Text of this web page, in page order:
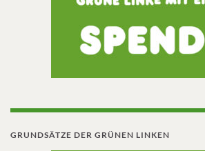
GRUNDSÄTZE DER GRÜNEN LINKEN